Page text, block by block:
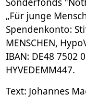
„Für junge
Spendenkonto:
MENSCHEN,
IBAN: DE48 7502
HYVEDEMM447.
Text: Johannes